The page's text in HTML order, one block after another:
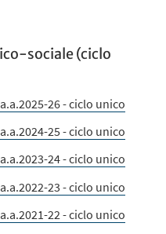
sociale (ciclo
26 - ciclo unico
25 - ciclo unico
24 - ciclo unico
23 - ciclo unico
22 - ciclo unico